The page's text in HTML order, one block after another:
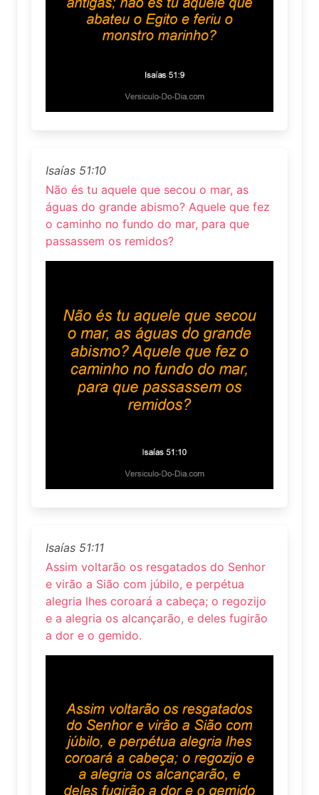
Isaías 51:10
Não és tu aquele que secou o mar, as
águas do grande abismo? Aquele que fez
o caminho no fundo do mar, para que
passassem os remidos?
Isaías 51:11
Assim voltarão os resgatados do Senhor
e virão a Sião com júbilo, e perpétua
alegria lhes coroará a cabeça; o regozijo
e a alegria os alcançarão, e deles fugirão
a dor e o gemido.